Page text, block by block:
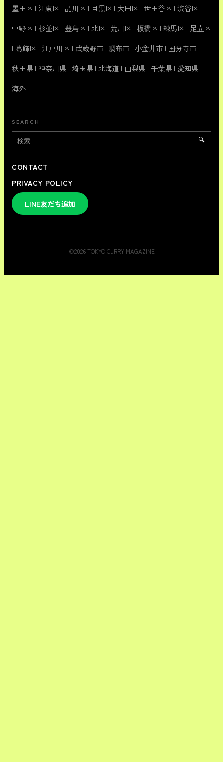
墨田区 | 江東区 | 品川区 | 目黒区 | 大田区 | 世田谷区 | 渋谷区 |
中野区 | 杉並区 | 豊島区 | 北区 | 荒川区 | 板橋区 | 練馬区 | 足立区
| 葛飾区 | 江戸川区 | 武蔵野市 | 調布市 | 小金井市 | 国分寺市
秋田県 | 神奈川県 | 埼玉県 | 北海道 | 山梨県 | 千葉県 | 愛知県 |
海外
SEARCH
🔍
CONTACT
PRIVACY POLICY
LINE友だち追加
©2026TOKYO CURRY MAGAZINE